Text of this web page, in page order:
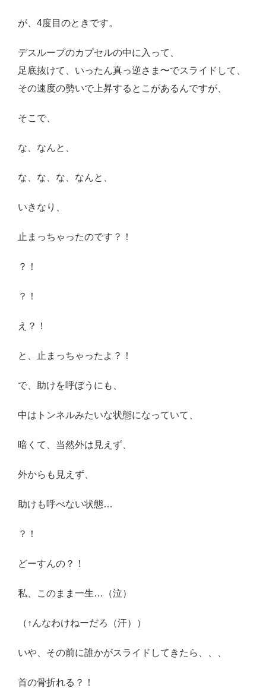
が、4度目のときです。
デスループのカプセルの中に入って、
足底抜けて、いったん真っ逆さま〜でスライドして、
その速度の勢いで上昇するとこがあるんですが、
そこで、
な、なんと、
な、な、な、なんと、
いきなり、
止まっちゃったのです？！
？！
？！
え？！
と、止まっちゃったよ？！
で、助けを呼ぼうにも、
中はトンネルみたいな状態になっていて、
暗くて、当然外は見えず、
外からも見えず、
助けも呼べない状態…
？！
どーすんの？！
私、このまま一生…（泣）
（↑んなわけねーだろ（汗））
いや、その前に誰かがスライドしてきたら、、、
首の骨折れる？！